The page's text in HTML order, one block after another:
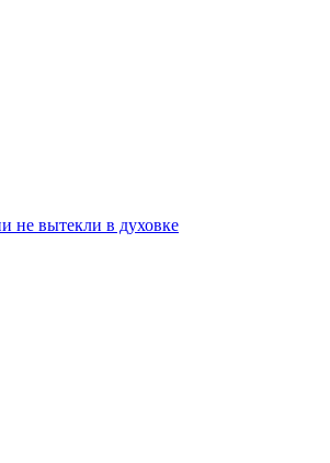
не вытекли в духовке